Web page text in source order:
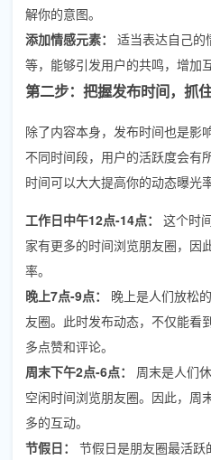
解你的意图。
添加情感元素：
适当表达自己的
等，能够引发用户的共鸣，增加
第二步：把握发布时间，抓
除了内容本身，发布时间也是影
不同时间段，用户的活跃度会有
时间可以大大提高你的动态曝光
工作日中午12点-14点：
这个时
家有更多的时间浏览朋友圈，因
率。
晚上7点-9点：
晚上是人们放松
友圈。此时发布动态，不仅能看
多点赞和评论。
周末下午2点-6点：
周末是人们
空闲时间浏览朋友圈。因此，周
多的互动。
节假日：
节假日是朋友圈最活